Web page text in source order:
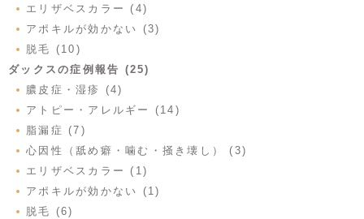
エリザベスカラー (4)
アポキルが効かない (3)
脱毛 (10)
ダックスの症例報告 (25)
膿皮症・湿疹 (4)
アトピー・アレルギー (14)
脂漏症 (7)
心因性（舐め癖・噛む・掻き壊し） (3)
エリザベスカラー (1)
アポキルが効かない (1)
脱毛 (6)